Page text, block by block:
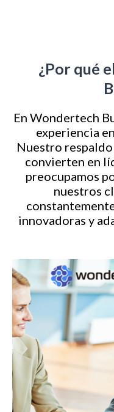
¿Por qué
En Wondertech
experiencia
Nuestro
convierten en
preocupamos
nuestros
innovadoras y